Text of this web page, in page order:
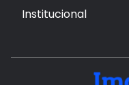
Institucional